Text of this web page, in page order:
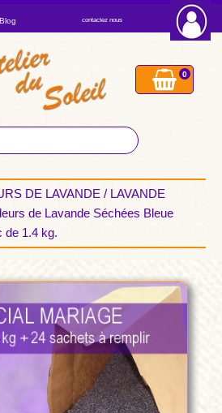
Blog contactez nous
0
DE LAVANDE / LAVANDE
de Lavande Séchées Bleue
de 1.4 kg.